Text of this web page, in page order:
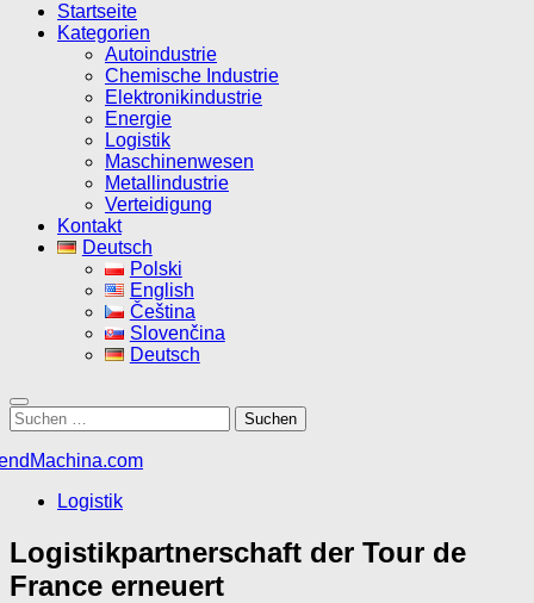
Startseite
Kategorien
Autoindustrie
Chemische Industrie
Elektronikindustrie
Energie
Logistik
Maschinenwesen
Metallindustrie
Verteidigung
Kontakt
Deutsch
Polski
English
Čeština
Slovenčina
Deutsch
Suchen
nach:
Logistik
Logistikpartnerschaft der Tour de
France erneuert